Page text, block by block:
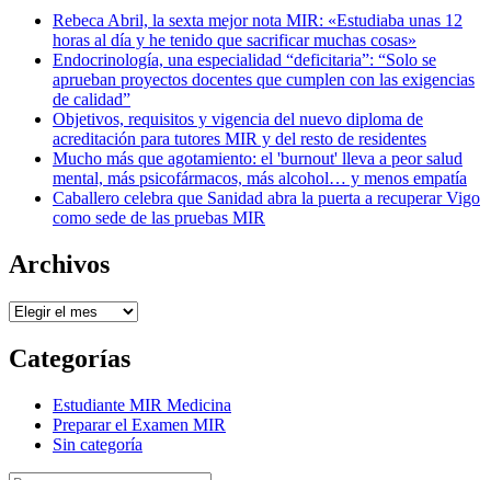
Rebeca Abril, la sexta mejor nota MIR: «Estudiaba unas 12
horas al día y he tenido que sacrificar muchas cosas»
Endocrinología, una especialidad “deficitaria”: “Solo se
aprueban proyectos docentes que cumplen con las exigencias
de calidad”
Objetivos, requisitos y vigencia del nuevo diploma de
acreditación para tutores MIR y del resto de residentes
Mucho más que agotamiento: el 'burnout' lleva a peor salud
mental, más psicofármacos, más alcohol… y menos empatía
Caballero celebra que Sanidad abra la puerta a recuperar Vigo
como sede de las pruebas MIR
Archivos
Archivos
Categorías
Estudiante MIR Medicina
Preparar el Examen MIR
Sin categoría